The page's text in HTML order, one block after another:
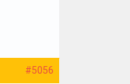
#5056